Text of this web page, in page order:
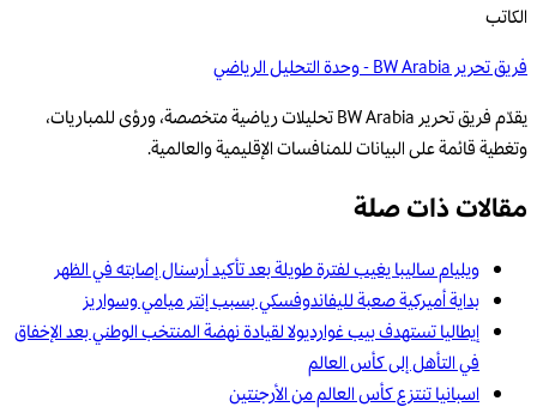
الكاتب
فريق تحرير BW Arabia - وحدة التحليل الرياضي
يقدّم فريق تحرير BW Arabia تحليلات رياضية متخصصة، ورؤى للمباريات،
وتغطية قائمة على البيانات للمنافسات الإقليمية والعالمية.
مقالات ذات صلة
ويليام ساليبا يغيب لفترة طويلة بعد تأكيد أرسنال إصابته في الظهر
بداية أميركية صعبة لليفاندوفسكي بسبب إنتر ميامي وسواريز
إيطاليا تستهدف بيب غوارديولا لقيادة نهضة المنتخب الوطني بعد الإخفاق
في التأهل إلى كأس العالم
اسبانيا تنتزع كأس العالم من الأرجنتين